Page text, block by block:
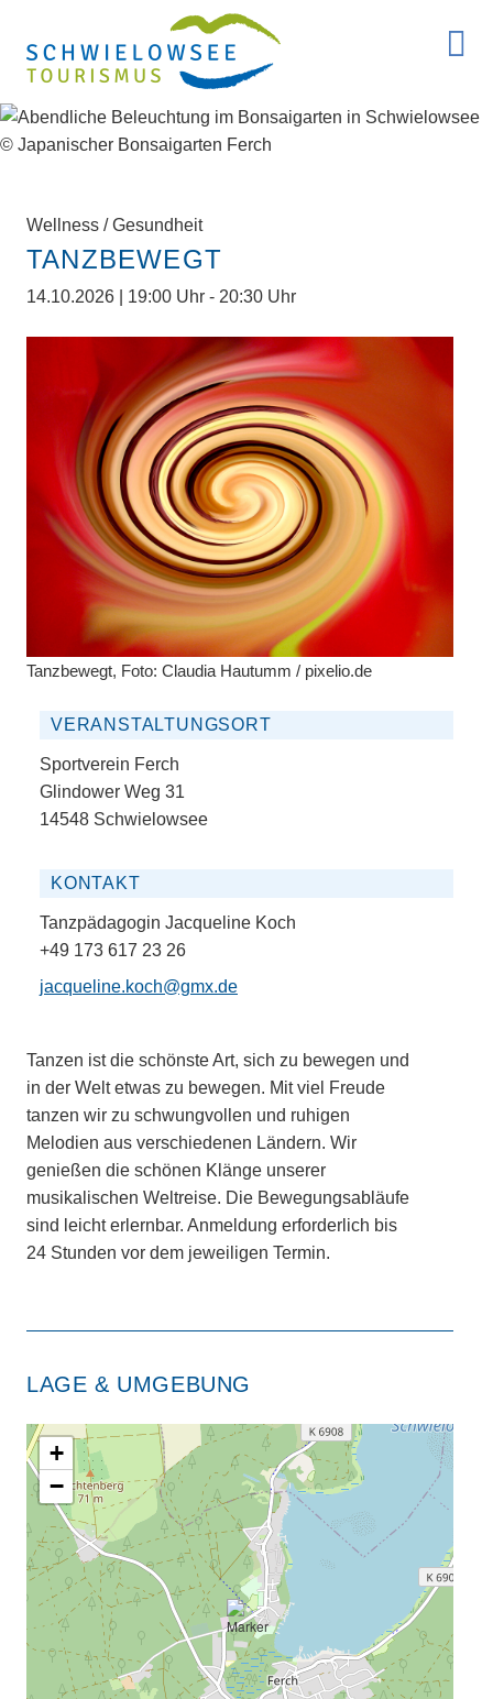
Wellness / Gesundheit
TANZBEWEGT
14.10.2026 | 19:00 Uhr - 20:30 Uhr
Tanzbewegt, Foto: Claudia Hautumm / pixelio.de
VERANSTALTUNGSORT
Sportverein Ferch
Glindower Weg 31
14548 Schwielowsee
KONTAKT
Tanzpädagogin Jacqueline Koch
+49 173 617 23 26
jacqueline.koch@gmx.de
Tanzen ist die schönste Art, sich zu bewegen und
in der Welt etwas zu bewegen. Mit viel Freude
tanzen wir zu schwungvollen und ruhigen
Melodien aus verschiedenen Ländern. Wir
genießen die schönen Klänge unserer
musikalischen Weltreise. Die Bewegungsabläufe
sind leicht erlernbar. Anmeldung erforderlich bis
24 Stunden vor dem jeweiligen Termin.
LAGE & UMGEBUNG
+
−